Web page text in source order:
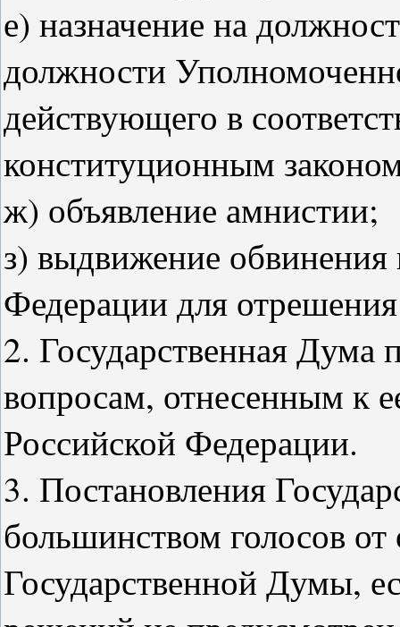
е) назначение на
должности
действующего в
конституционным
ж) объявление амнистии;
з) выдвижение обвинения
Федерации для
2. Государственная Дума
вопросам, отнесенным к
Российской Федерации.
3. Постановления
большинством голосов
Государственной Думы,